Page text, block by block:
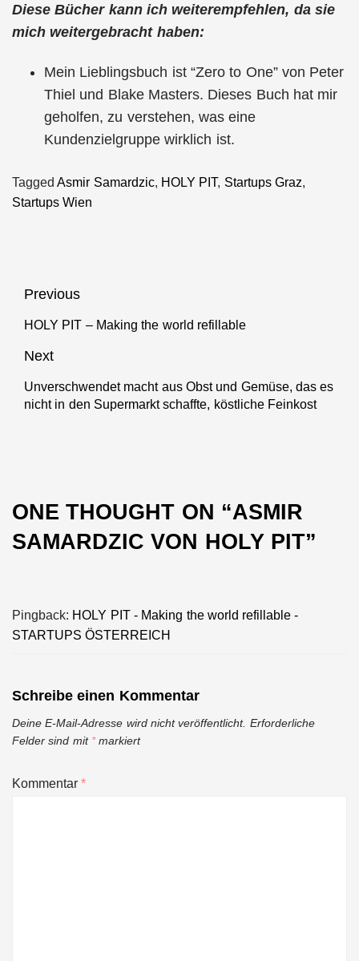
Diese Bücher kann ich weiterempfehlen, da sie
mich weitergebracht haben:
Mein Lieblingsbuch ist “Zero to One” von Peter
Thiel und Blake Masters. Dieses Buch hat mir
geholfen, zu verstehen, was eine
Kundenzielgruppe wirklich ist.
TaggedAsmir Samardzic, HOLY PIT, Startups Graz,
Startups Wien
Beitragsnavigation
Previous
Previous
HOLY PIT – Making the world refillable
Next
Next
post:
Unverschwendet macht aus Obst und Gemüse, das es
nicht in den Supermarkt schaffte, köstliche Feinkost
ONE THOUGHT ON “ASMIR
SAMARDZIC VON HOLY PIT”
Pingback: HOLY PIT - Making the world refillable -
STARTUPS ÖSTERREICH
Schreibe einen Kommentar
Deine E-Mail-Adresse wird nicht veröffentlicht. Erforderliche
Felder sind mit *markiert
Kommentar*